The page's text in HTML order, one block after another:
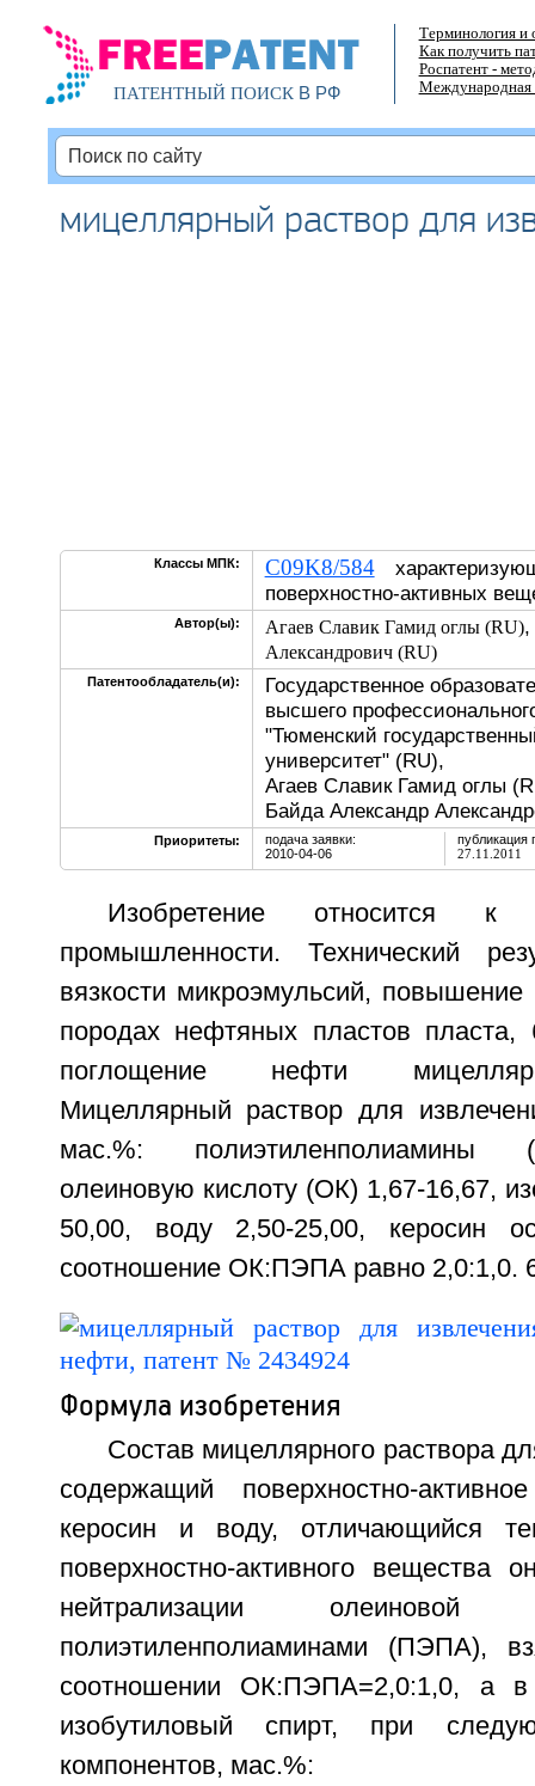
ПАТЕНТНЫЙ ПОИСКВ РФ
Терминология и
Как получить
Роспатент -
Международная
мицеллярный раствор для
Классы МПК: C09K8/584
поверхностно-активных
Автор(ы): Агаев Славик Гамид оглы (RU),
Александрович (RU)
Патентообладатель(и):
Государственное
высшего
"Тюменский
университет" (RU),
Агаев Славик Гамид оглы
Байда Александр
Приоритеты:
подача заявки:
2010-04-06
публикация
27.11.2011
Изобретение относится к
промышленности. Технический
вязкости микроэмульсий,
породах нефтяных пластов пласта,
поглощение нефти
Мицеллярный раствор для
мас.%: полиэтиленполиамины
олеиновую кислоту (ОК) 1,67-16,67,
50,00, воду 2,50-25,00, керосин
соотношение ОК:ПЭПА равно 2,0:1,0.
Формула изобретения
Состав мицеллярного раствора
содержащий поверхностно-
керосин и воду, отличающийся
поверхностно-активного вещества
нейтрализации
полиэтиленполиаминами (ПЭПА),
соотношении ОК:ПЭПА=2,0:1,0, а в
изобутиловый спирт, при
компонентов, мас.%: